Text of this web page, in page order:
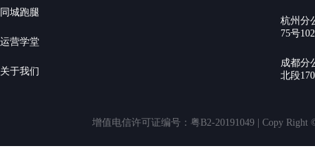
同城跑腿
运营学堂
关于我们
杭州分
75号
成都分
北段
增值电信许可证编号：粤B2-20191049 | Copy